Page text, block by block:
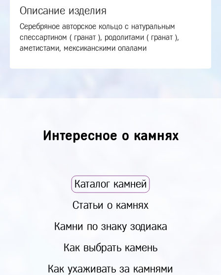
Описание изделия
Серебряное авторское кольцо с натуральным
спессартином ( гранат ), родолитами ( гранат ),
аметистами, мексиканскими опалами
Интересное о камнях
Каталог камней
Статьи о камнях
Камни по знаку зодиака
Как выбрать камень
Как ухаживать за камнями